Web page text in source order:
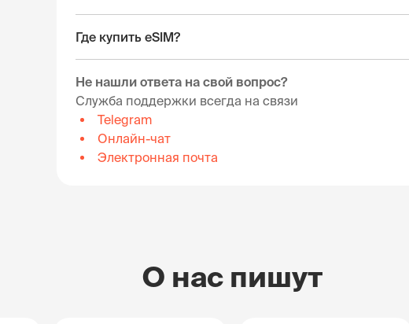
Где купить eSIM?
Не нашли ответа на свой вопрос?
Служба поддержки всегда на связи
Telegram
Онлайн-чат
Электронная почта
О нас пишут